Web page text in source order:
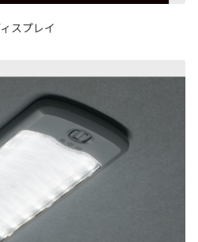
スプレイ